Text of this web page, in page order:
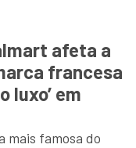
afeta a
francesa
luxo’ em
mais famosa do